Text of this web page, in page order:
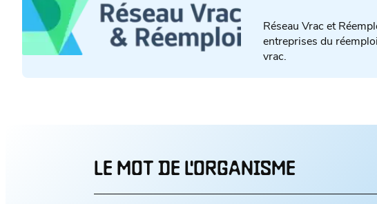
Réseau Vrac et
entreprises du
vrac.
LE MOT DE L'ORGANISME